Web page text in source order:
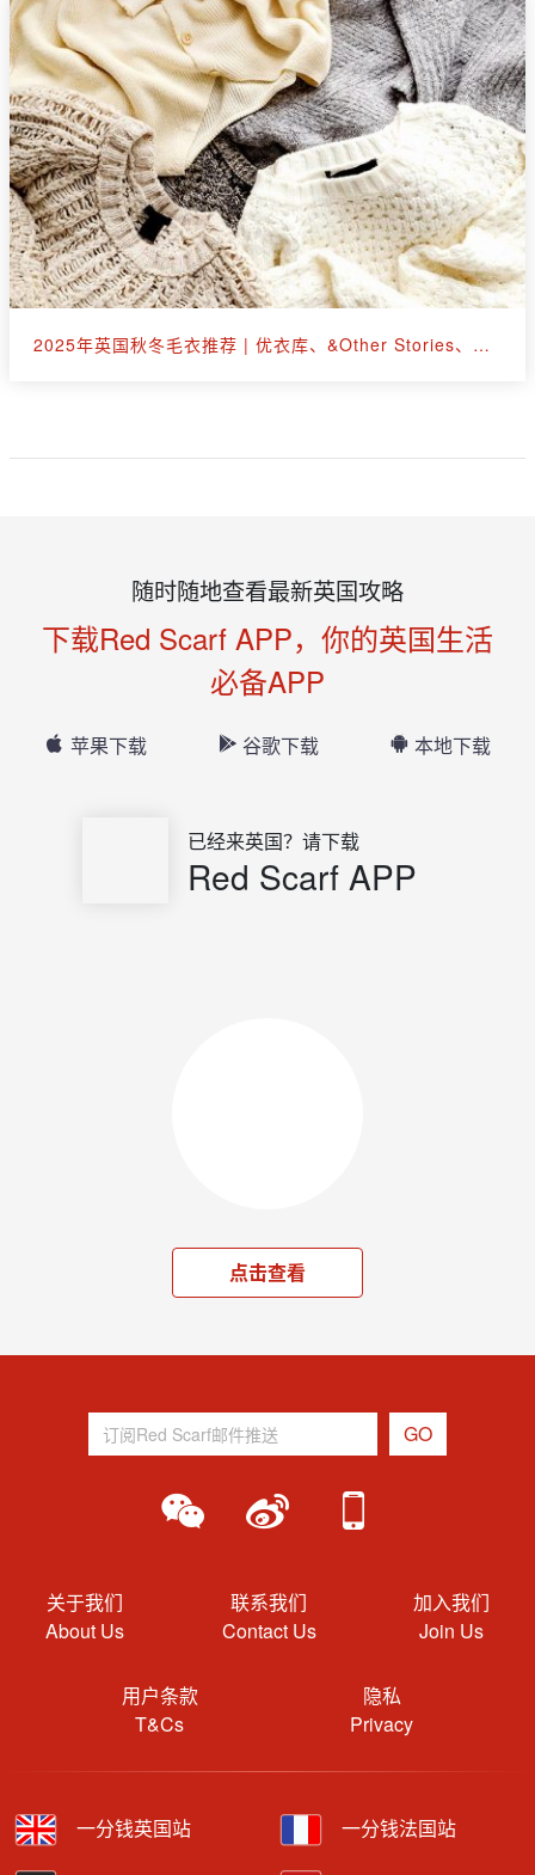
2025年英国秋冬毛衣推荐 | 优衣库、&Other Stories、拉夫劳伦等30+款
随时随地查看最新英国攻略
下载Red Scarf APP，你的英国生活
必备APP
苹果下载 谷歌下载 本地下载
已经来英国？请下载
Red Scarf APP
点击查看
关于我们
About Us
联系我们
Contact Us
加入我们
Join Us
用户条款
T&Cs
隐私
Privacy
一分钱英国站 一分钱法国站